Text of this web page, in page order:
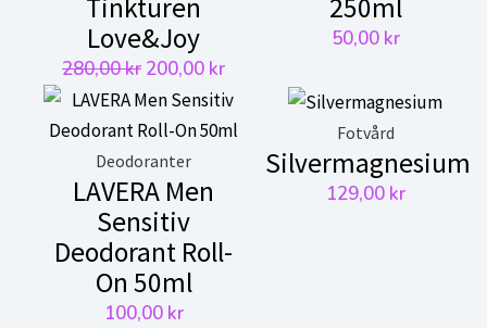
Tinkturen
Love&Joy
280,00kr Det
ursprungliga
priset
var:
280,00 kr.
200,00 krDet
nuvarande
priset
250ml
50,00 kr
Deodoranter
LAVERA Men
Sensitiv
Deodorant Roll-
On 50ml
100,00 kr
Fotvård
Silvermagnesium
129,00 kr